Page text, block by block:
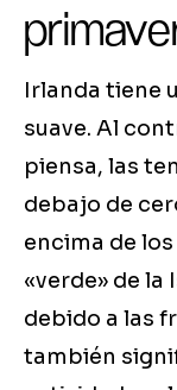
Irlanda tiene
suave. Al
piensa, las
debajo de
encima de los
«verde» de la
debido a las
también